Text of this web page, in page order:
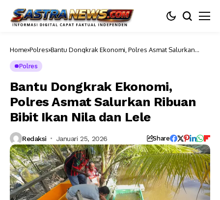
Home Polres Bantu Dongkrak Ekonomi, Polres Asmat Salurkan
Polres
Bantu Dongkrak Ekonomi,
Polres Asmat Salurkan Ribuan
Bibit Ikan Nila dan Lele
Redaksi Januari 25, 2026 Share